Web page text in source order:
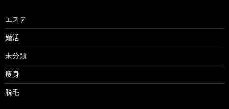
エステ
婚活
未分類
痩身
脱毛